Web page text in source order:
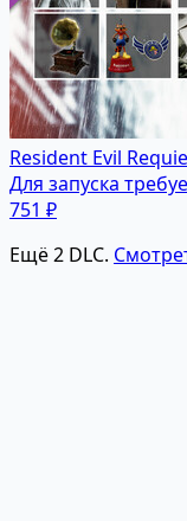
Resident Evil
Для запуска
751 ₽
Ещё 2 DLC.